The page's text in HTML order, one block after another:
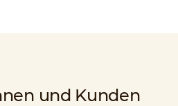
und Kunden